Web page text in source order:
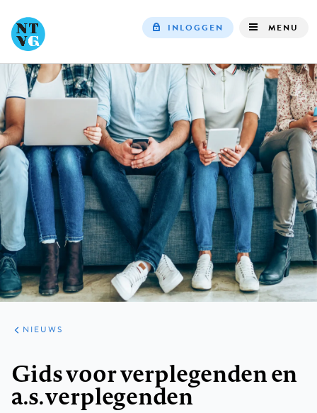
navigation
INLOGGEN MENU
ARTIKELEN
HET
KORT
NIEUWS
Gids voor verplegenden en
a.s. verplegenden